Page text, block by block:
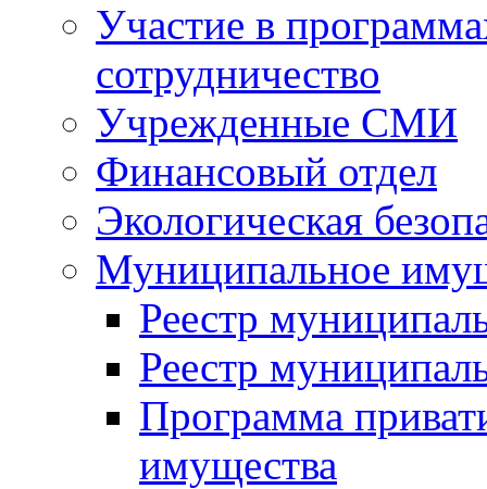
Участие в
сотрудничество
Учрежденные СМИ
Финансовый отдел
Экологическая
Муниципальное
Реестр
Реестр
Программа
имущества